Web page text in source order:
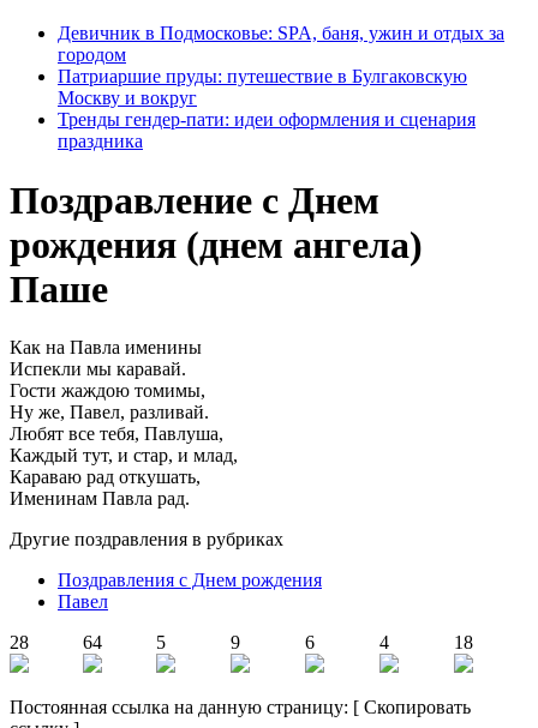
Девичник в Подмосковье: SPA, баня, ужин и отдых за
городом
Патриаршие пруды: путешествие в Булгаковскую
Москву и вокруг
Тренды гендер-пати: идеи оформления и сценария
праздника
Поздравление с Днем
рождения (днем ангела)
Паше
Как на Павла именины
Испекли мы каравай.
Гости жаждою томимы,
Ну же, Павел, разливай.
Любят все тебя, Павлуша,
Каждый тут, и стар, и млад,
Караваю рад откушать,
Именинам Павла рад.
Другие поздравления в рубриках
Поздравления с Днем рождения
Павел
28
64 5 9 6 4 18
Постоянная ссылка на данную страницу: [ Скопировать